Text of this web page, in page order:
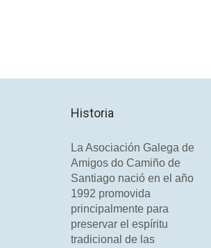
Historia
La Asociación Galega de
Amigos do Camiño de
Santiago nació en el año
1992 promovida
principalmente para
preservar el espíritu
tradicional de las